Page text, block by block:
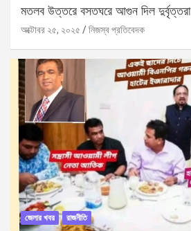
মতলব উত্তরে বসতঘরে আগুন দিল দুর্বৃত্তরা
অক্টোবর ২৫, ২০২৫ নিজস্ব প্রতিবেদক
জেলার খবর রাজনীতি